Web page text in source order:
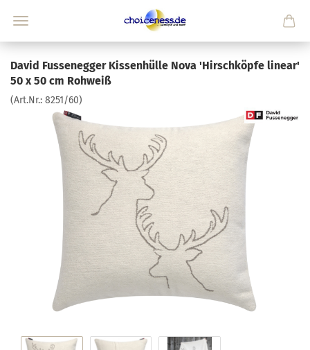
David Fussenegger Kissenhülle Nova 'Hirschköpfe linear'
50 x 50 cm Rohweiß
(Art.Nr.: 8251/60)